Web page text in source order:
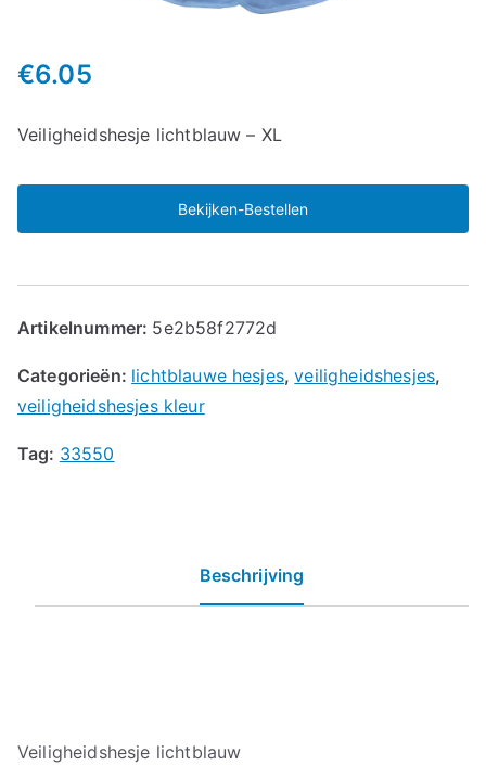
€6.05
Veiligheidshesje lichtblauw – XL
Bekijken-Bestellen
Artikelnummer: 5e2b58f2772d
Categorieën: lichtblauwe hesjes,veiligheidshesjes,
veiligheidshesjes kleur
Tag: 33550
Beschrijving
Veiligheidshesje lichtblauw